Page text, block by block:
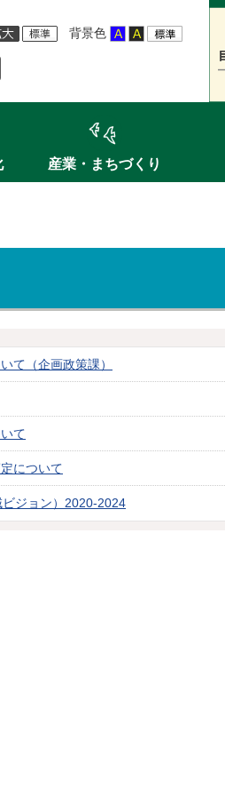
背景色
産業・まちづくり
て（企画政策課）
て
について
ジョン）2020-2024